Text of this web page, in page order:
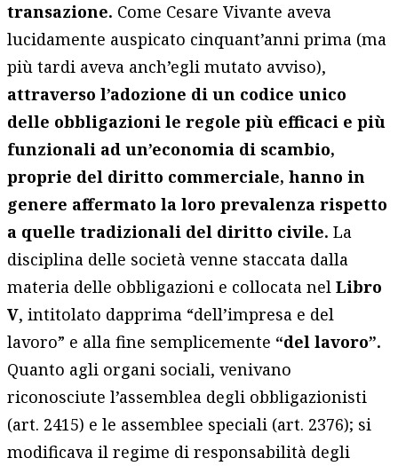
transazione. Come Cesare Vivante aveva
lucidamente auspicato cinquant’anni prima (ma
più tardi aveva anch’egli mutato avviso),
attraverso l’adozione di un codice unico
delle obbligazioni le regole più efficaci e più
funzionali ad un’economia di scambio,
proprie del diritto commerciale, hanno in
genere affermato la loro prevalenza rispetto
a quelle tradizionali del diritto civile.La
disciplina delle società venne staccata dalla
materia delle obbligazioni e collocata nelLibro
V, intitolato dapprima “dell’impresa e del
lavoro” e alla fine semplicemente “del lavoro”.
Quanto agli organi sociali, venivano
riconosciute l’assemblea degli obbligazionisti
(art. 2415) e le assemblee speciali (art. 2376); si
modificava il regime di responsabilità degli